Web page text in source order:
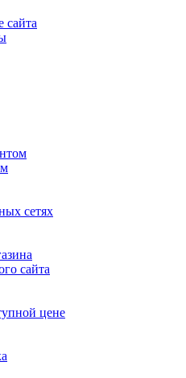
сайта
сетях
сайта
цене